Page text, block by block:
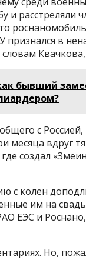
и расстреляли
в
бывший
с
месяца вдруг
создал
с колен
им на
ЕЭС и
Но,